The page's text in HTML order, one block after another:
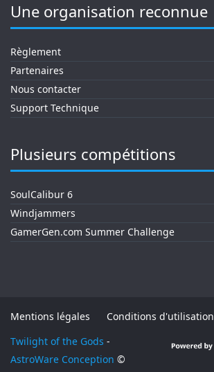
Une organisation reconnue
Règlement
Partenaires
Nous contacter
Support Technique
Plusieurs compétitions
SoulCalibur 6
Windjammers
GamerGen.com Summer Challenge
Mentions légales
Conditions d'utilisation
Twilight of the Gods -
AstroWare Conception ©